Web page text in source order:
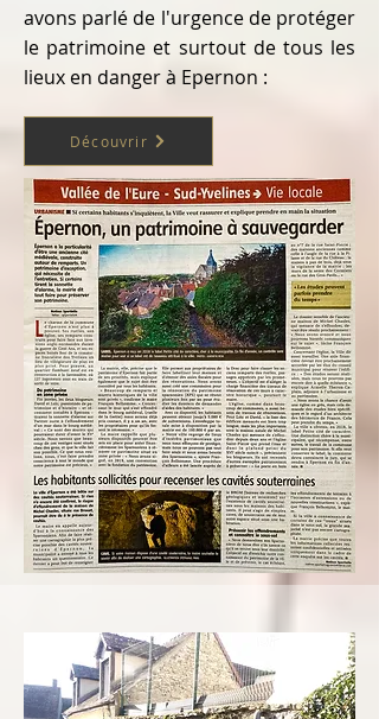
avons parlé de l'urgence de protéger
le patrimoine et surtout de tous les
lieux en danger à Epernon :
Découvrir